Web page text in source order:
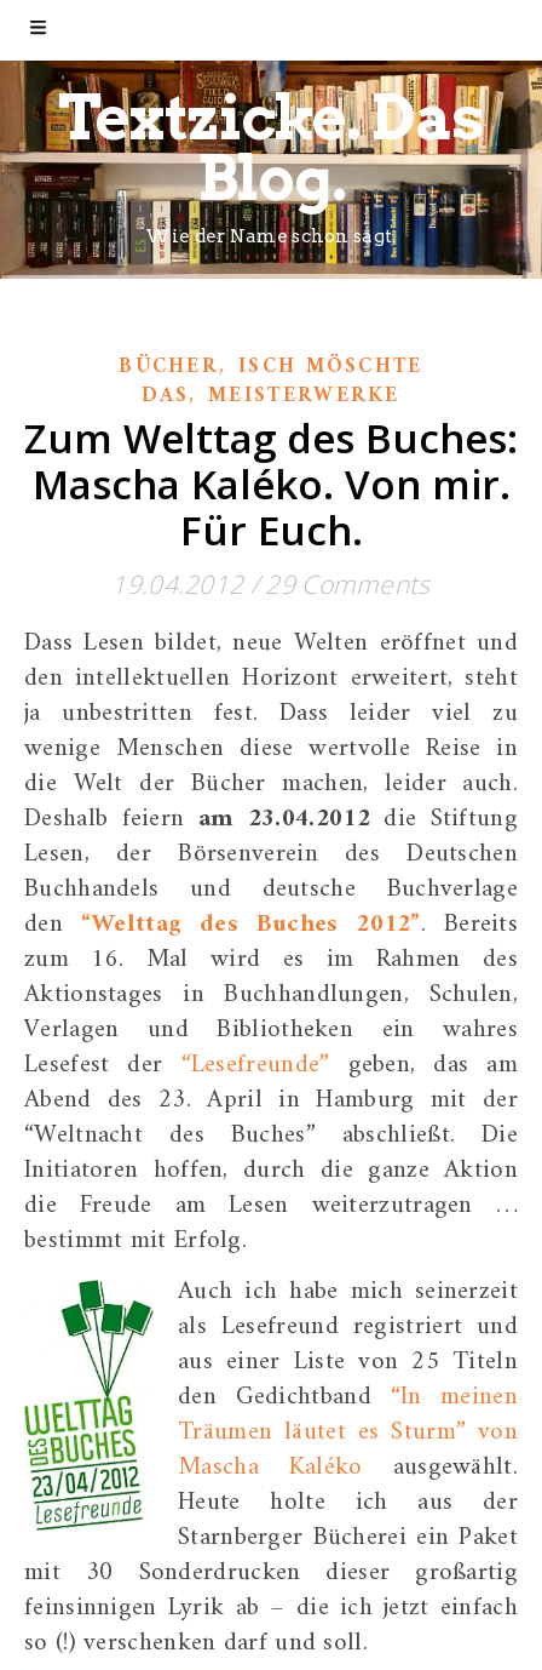
Textzicke. Das
Blog.
Wie der Name schon sagt.
BÜCHER,ISCH MÖSCHTE
DAS,MEISTERWERKE
Zum Welttag des Buches:
Mascha Kaléko. Von mir.
Für Euch.
19.04.2012 / 29 Comments
Dass Lesen bildet, neue Welten eröffnet und
den intellektuellen Horizont erweitert, steht
ja unbestritten fest. Dass leider viel zu
wenige Menschen diese wertvolle Reise in
die Welt der Bücher machen, leider auch.
Deshalb feiern am 23.04.2012die Stiftung
Lesen, der Börsenverein des Deutschen
Buchhandels und deutsche Buchverlage
den “Welttag des Buches 2012”. Bereits
zum 16. Mal wird es im Rahmen des
Aktionstages in Buchhandlungen, Schulen,
Verlagen und Bibliotheken ein wahres
Lesefest der “Lesefreunde” geben, das am
Abend des 23. April in Hamburg mit der
“Weltnacht des Buches” abschließt. Die
Initiatoren hoffen, durch die ganze Aktion
die Freude am Lesen weiterzutragen …
bestimmt mit Erfolg.
Auch ich habe mich seinerzeit
als Lesefreund registriert und
aus einer Liste von 25 Titeln
den Gedichtband “In meinen
Träumen läutet es Sturm” von
Mascha Kaléko ausgewählt.
Heute holte ich aus der
Starnberger Bücherei ein Paket
mit 30 Sonderdrucken dieser großartig
feinsinnigen Lyrik ab – die ich jetzt einfach
so (!) verschenken darf und soll.